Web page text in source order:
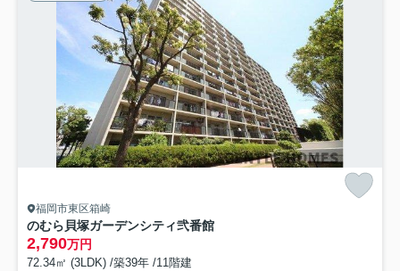
福岡市東区箱崎
のむら貝塚ガーデンシティ弐番館
2,790万円
72.34㎡ (3LDK) /築39年 /11階建